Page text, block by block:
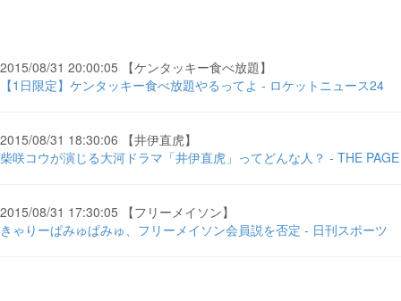
2015/08/31 20:00:05 【ケンタッキー食べ放題】
【1日限定】ケンタッキー食べ放題やるってよ - ロケットニュース24
2015/08/31 18:30:06 【井伊直虎】
柴咲コウが演じる大河ドラマ「井伊直虎」ってどんな人？ - THE PAGE
2015/08/31 17:30:05 【フリーメイソン】
きゃりーぱみゅぱみゅ、フリーメイソン会員説を否定 - 日刊スポーツ